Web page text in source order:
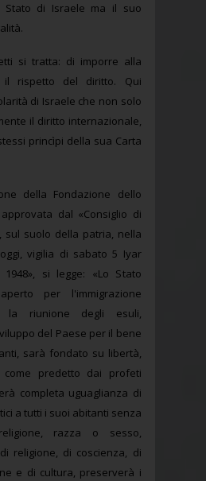
Stato di Israele ma il suo
si tratta: di imporre alla
il rispetto del diritto. Qui
di Israele che non solo
il diritto internazionale,
princìpi della sua Carta
della Fondazione dello
dal «Consiglio di
sul suolo della patria, nella
vigilia di sabato 5 Iyar
1948», si legge: «Lo Stato
per l'immigrazione
riunione degli esuli,
del Paese per il bene
sarà fondato su libertà,
come predetto dai profeti
completa uguaglianza di
a tutti i suoi abitanti senza
razza o sesso,
religione, di coscienza, di
e di cultura, preserverà i